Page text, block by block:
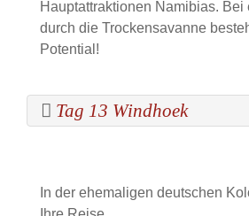
Hauptattraktionen Namibias. Bei
durch die Trockensavanne
Potential!
Tag 13 Windhoek
In der ehemaligen deutschen